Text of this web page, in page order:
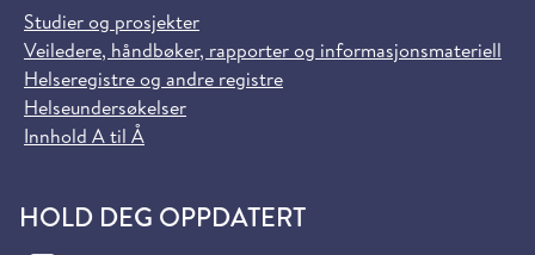
Studier og prosjekter
Veiledere, håndbøker, rapporter og informasjonsmateriell
Helseregistre og andre registre
Helseundersøkelser
Innhold A til Å
HOLD DEG OPPDATERT